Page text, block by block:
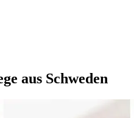
aus Schweden